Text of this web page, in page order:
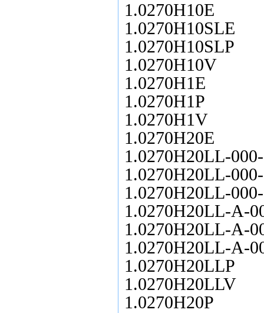
1.0270H10E
1.0270H10SLE
1.0270H10SLP
1.0270H10V
1.0270H1E
1.0270H1P
1.0270H1V
1.0270H20E
1.0270H20LL-
1.0270H20LL-
1.0270H20LL-
1.0270H20LL-A-
1.0270H20LL-A-
1.0270H20LL-A-
1.0270H20LLP
1.0270H20LLV
1.0270H20P